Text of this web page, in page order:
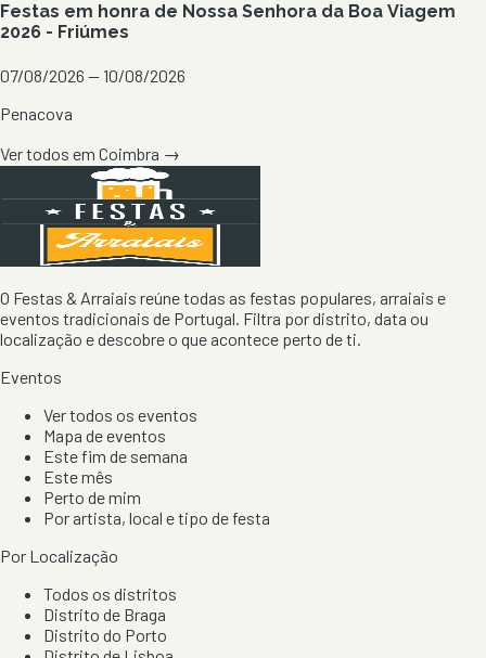
Festas em honra de Nossa Senhora da Boa Viagem
2026 - Friúmes
07/08/2026 — 10/08/2026
Penacova
Ver todos em Coimbra →
O Festas & Arraiais reúne todas as festas populares, arraiais e
eventos tradicionais de Portugal. Filtra por distrito, data ou
localização e descobre o que acontece perto de ti.
Eventos
Ver todos os eventos
Mapa de eventos
Este fim de semana
Este mês
Perto de mim
Por artista, local e tipo de festa
Por Localização
Todos os distritos
Distrito de Braga
Distrito do Porto